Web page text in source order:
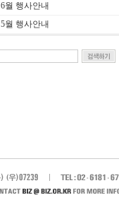
6월 행사안내
5월 행사안내